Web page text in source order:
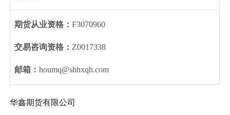
期货从业资格： F3070960
交易咨询资格： Z0017338
邮箱： houmq@shhxqh.com
华鑫期货有限公司